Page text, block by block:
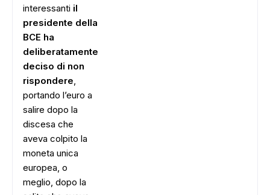
interessanti il
presidente della
BCE ha
deliberatamente
deciso di non
rispondere,
portando l’euro a
salire dopo la
discesa che
aveva colpito la
moneta unica
europea, o
meglio, dopo la